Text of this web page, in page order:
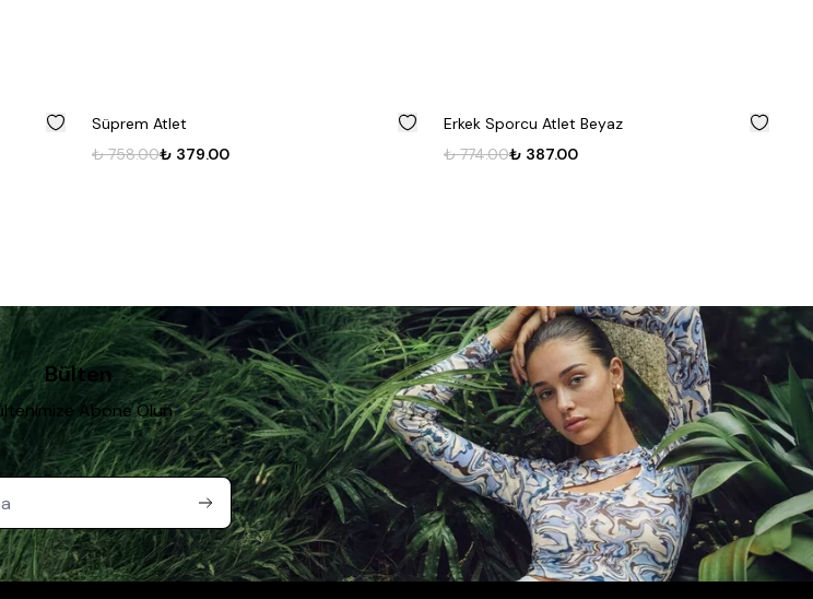
50 50
Süprem Atlet
₺ 758.00₺ 379.00
50
Erkek Sporcu Atlet Beyaz
₺ 774.00₺ 387.00
Bülten
Abone Olun